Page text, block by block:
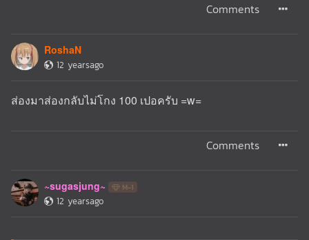
Comments
RoshaN
12 yearsago
ส่องมาส่องกลับไม่โกง 100 เปอครับ =w=
Comments
~sugasjung~ M-1
12 yearsago